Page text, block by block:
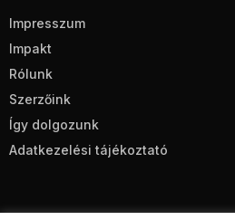
Impresszum
Impakt
Rólunk
Szerzőink
Így dolgozunk
Adatkezelési tájékoztató